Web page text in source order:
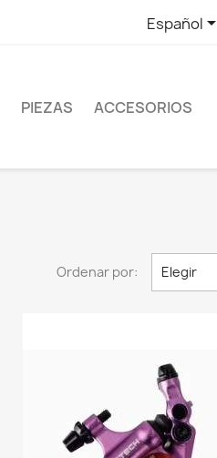
Español
PIEZAS ACCESORIOS
Ordenar por: Elegir